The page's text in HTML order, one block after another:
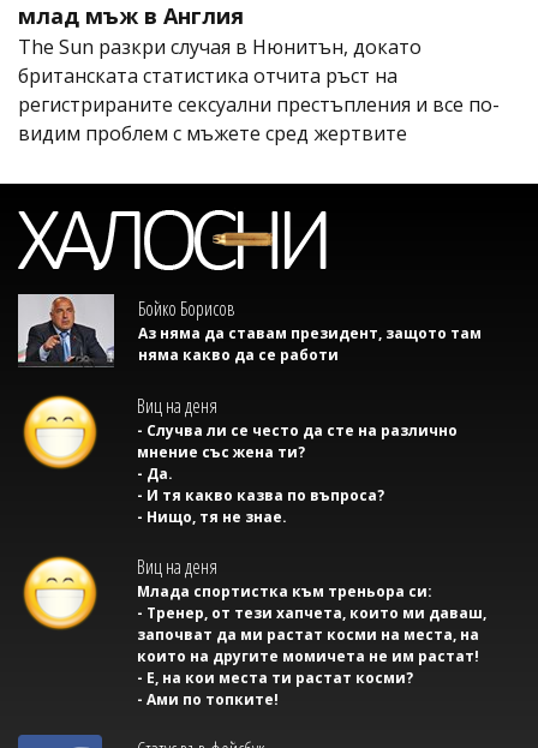
млад мъж в Англия
The Sun разкри случая в Нюнитън, докато
британската статистика отчита ръст на
регистрираните сексуални престъпления и все по-
видим проблем с мъжете сред жертвите
Бойко Борисов
Аз няма да ставам президент, защото там
няма какво да се работи
Виц на деня
- Случва ли се често да сте на различно
мнение със жена ти?
- Да.
- И тя какво казва по въпроса?
- Нищо, тя не знае.
Виц на деня
Млада спортистка към треньора си:
- Тренер, от тези хапчета, които ми даваш,
започват да ми растат косми на места, на
които на другите момичета не им растат!
- Е, на кои места ти растат косми?
- Ами по топките!